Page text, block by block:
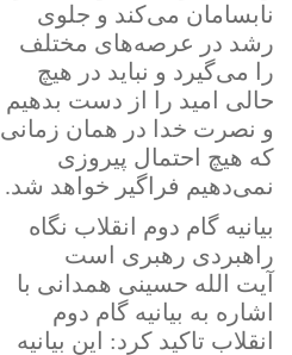
نابسامان می‌کند و جلوی
رشد در عرصه‌های مختلف
را می‌گیرد و نباید در هیچ
حالی امید را از دست بدهیم
و نصرت خدا در همان زمانی
که هیچ احتمال پیروزی
نمی‌دهیم فراگیر خواهد شد.
بیانیه گام دوم انقلاب نگاه
راهبردی رهبری است
آیت الله حسینی همدانی با
اشاره به بیانیه گام دوم
انقلاب تاکید کرد: این بیانیه